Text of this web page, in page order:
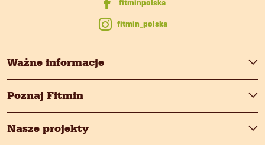
Ważne informacje
Poznaj Fitmin
Nasze projekty
fitmin_polska